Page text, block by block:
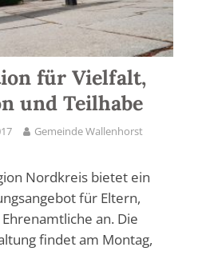
für Vielfalt,
und Teilhabe
Gemeinde Wallenhorst
Nordkreis bietet ein
für Eltern,
an. Die
findet am Montag,